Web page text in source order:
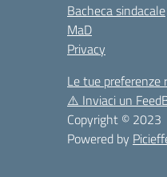
Bacheca sindacale
MaD
Privacy
Le tue preferenze
⚠️ Inviaci un
Copyright © 2023
Powered by